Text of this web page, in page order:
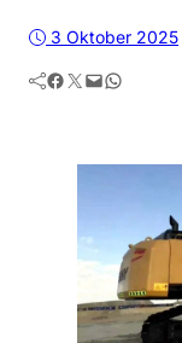
3 Oktober 2025
Facebook Twitter Mail WhatsApp